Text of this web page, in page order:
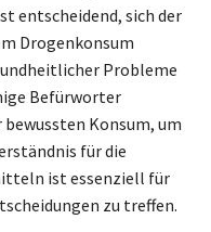
entscheidend, sich der
Drogenkonsum
Probleme
Befürworter
Konsum, um
für die
ist essenziell für
zu treffen.